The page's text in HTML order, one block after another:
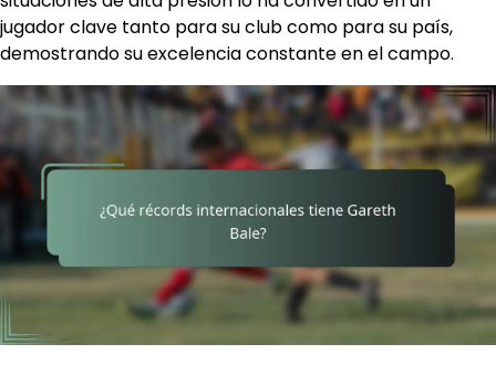
jugador clave tanto para su club como para su país,
demostrando su excelencia constante en el campo.